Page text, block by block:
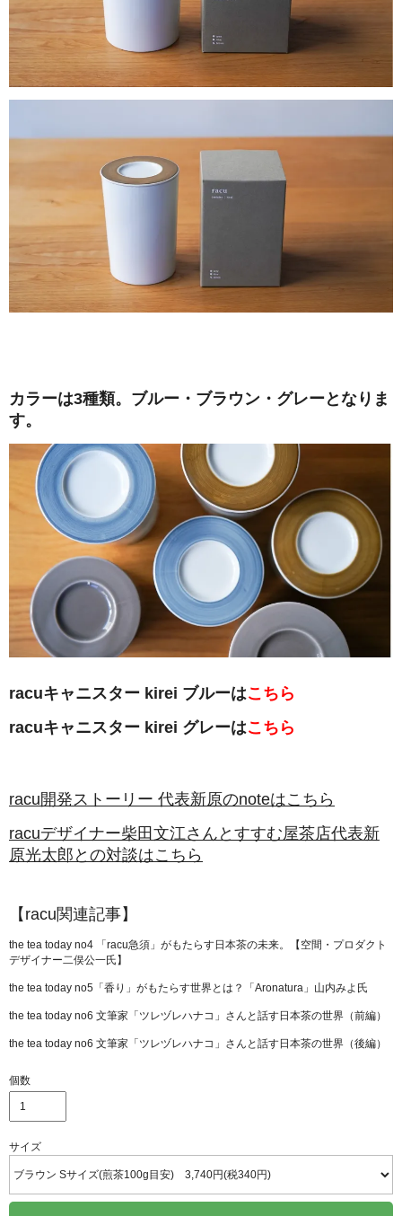
カラーは3種類。ブルー・ブラウン・グレーとなりま
す。
racuキャニスター kirei ブルーはこちら
racuキャニスター kirei グレーはこちら
racu開発ストーリー 代表新原のnoteはこちら
racuデザイナー柴田文江さんとすすむ屋茶店代表新
原光太郎との対談はこちら
【racu関連記事】
the tea today no4 「racu急須」がもたらす日本茶の未来。【空間・プロダクト
デザイナー二俣公一氏】
the tea today no5「香り」がもたらす世界とは？「Aronatura」山内みよ氏
the tea today no6 文筆家「ツレヅレハナコ」さんと話す日本茶の世界（前編）
the tea today no6 文筆家「ツレヅレハナコ」さんと話す日本茶の世界（後編）
個数
サイズ